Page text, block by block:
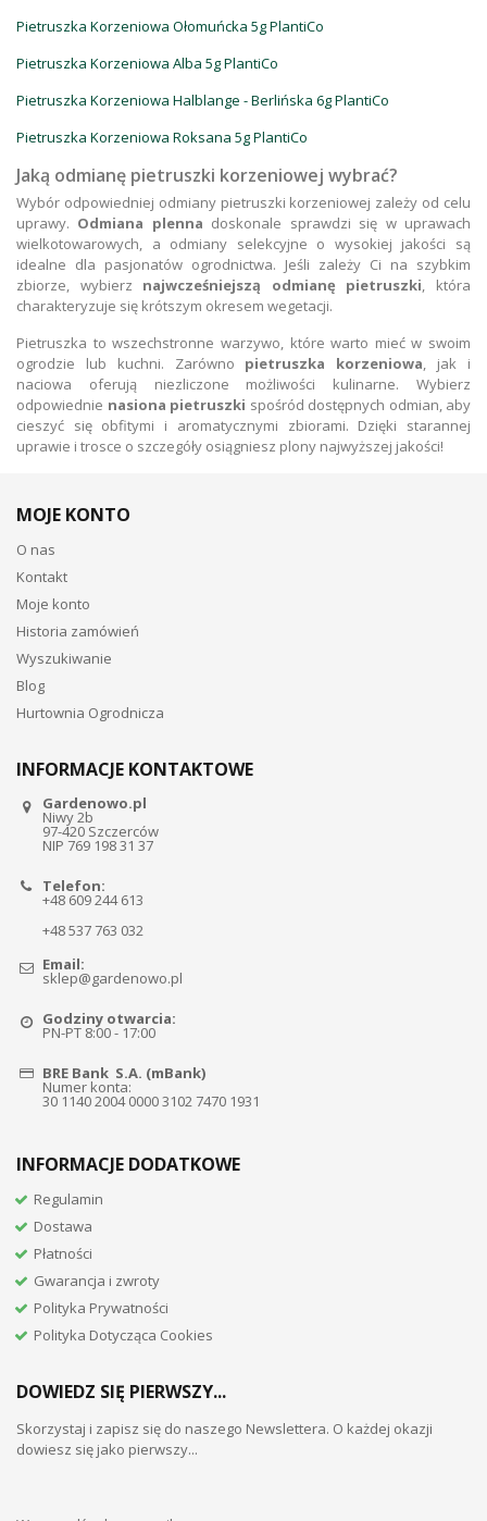
Pietruszka Korzeniowa Ołomuńcka 5g PlantiCo
Pietruszka Korzeniowa Alba 5g PlantiCo
Pietruszka Korzeniowa Halblange - Berlińska 6g PlantiCo
Pietruszka Korzeniowa Roksana 5g PlantiCo
Jaką odmianę pietruszki korzeniowej wybrać?
Wybór odpowiedniej odmiany pietruszki korzeniowej zależy od celu
uprawy. Odmiana plenna doskonale sprawdzi się w uprawach
wielkotowarowych, a odmiany selekcyjne o wysokiej jakości są
idealne dla pasjonatów ogrodnictwa. Jeśli zależy Ci na szybkim
zbiorze, wybierz najwcześniejszą odmianę pietruszki, która
charakteryzuje się krótszym okresem wegetacji.
Pietruszka to wszechstronne warzywo, które warto mieć w swoim
ogrodzie lub kuchni. Zarówno pietruszka korzeniowa, jak i
naciowa oferują niezliczone możliwości kulinarne. Wybierz
odpowiednie nasiona pietruszki spośród dostępnych odmian, aby
cieszyć się obfitymi i aromatycznymi zbiorami. Dzięki starannej
uprawie i trosce o szczegóły osiągniesz plony najwyższej jakości!
MOJE KONTO
O nas
Kontakt
Moje konto
Historia zamówień
Wyszukiwanie
Blog
Hurtownia Ogrodnicza
INFORMACJE KONTAKTOWE
Gardenowo.pl
Niwy 2b
97-420 Szczerców
NIP 769 198 31 37
Telefon:
+48 609 244 613
+48 537 763 032
Email:
sklep@gardenowo.pl
Godziny otwarcia:
PN-PT 8:00 - 17:00
BRE Bank S.A. (mBank)
Numer konta:
30 1140 2004 0000 3102 7470 1931
INFORMACJE DODATKOWE
Regulamin
Dostawa
Płatności
Gwarancja i zwroty
Polityka Prywatności
Polityka Dotycząca Cookies
DOWIEDZ SIĘ PIERWSZY...
Skorzystaj i zapisz się do naszego Newslettera. O każdej okazji
dowiesz się jako pierwszy...